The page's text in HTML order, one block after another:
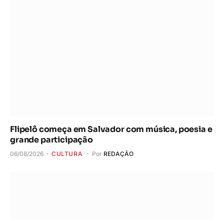
Flipelô começa em Salvador com música, poesia e
grande participação
06/08/2026 CULTURA Por REDAÇÃO